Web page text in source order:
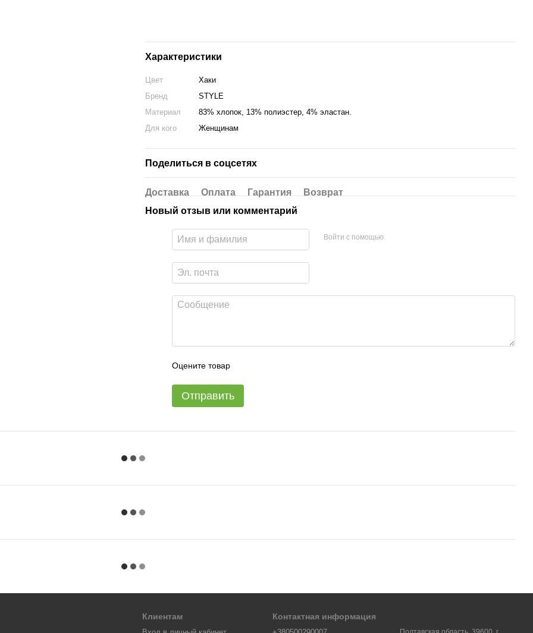
Характеристики
Цвет
Хаки
Бренд
STYLE
Материал
83% хлопок, 13% полиэстер, 4% эластан.
Для кого
Женщинам
Поделиться в соцсетях
Доставка Оплата Гарантия
Возврат
Новый отзыв или комментарий
Войти с помощью
Оцените товар
Отправить
Клиентам Контактная информация